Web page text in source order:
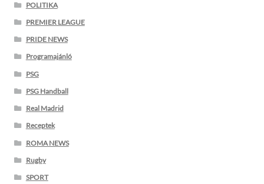
POLITIKA
PREMIER LEAGUE
PRIDE NEWS
Programajánló
PSG
PSG Handball
Real Madrid
Receptek
ROMA NEWS
Rugby
SPORT